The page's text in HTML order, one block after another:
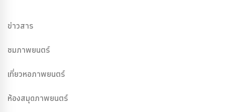
ข่าวสาร
ชมภาพยนตร์
เที่ยวหอภาพยนตร์
ห้องสมุดภาพยนตร์